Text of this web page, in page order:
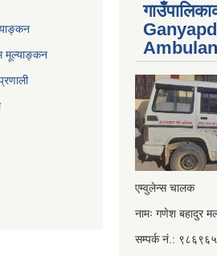
मूल्याङ्कन
एम्वुलेन्स चालक
नामः गणेश बहादुर
सम्पर्क नं.: